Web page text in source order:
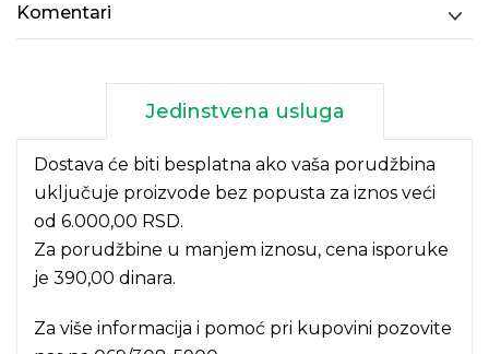
Komentari
Jedinstvena usluga
Dostava će biti besplatna ako vaša porudžbina
uključuje proizvode bez popusta za iznos veći
od 6.000,00 RSD.
Za porudžbine u manjem iznosu, cena isporuke
je 390,00 dinara.
Za više informacija i pomoć pri kupovini pozovite